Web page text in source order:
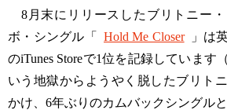
8月末にリリースしたブリトニー
ボ・シングル「
Hold Me Closer
」は
のiTunes Storeで1位を記録しています
いう地獄からようやく脱したブリト
かけ、6年ぶりのカムバックシングル